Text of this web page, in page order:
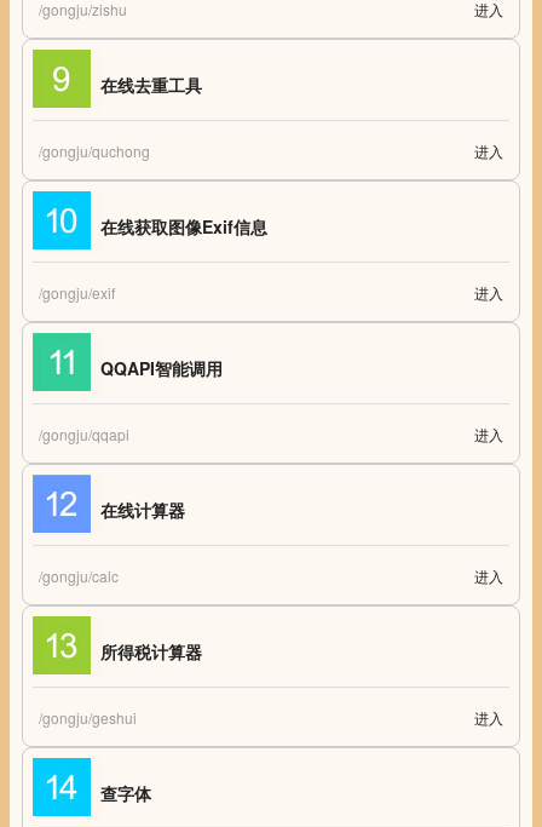
字数统计 在线字数统计工具 字数统计器
/gongju/zishu 进入
在线去重工具
在线去重工具 在线去除重复项工具 去除重复项
/gongju/quchong 进入
在线获取图像Exif信息
在线获取图像Exif信息
/gongju/exif 进入
QQAPI智能调用
QQAPI智能调用
/gongju/qqapi 进入
在线计算器
在线计算器
/gongju/calc 进入
所得税计算器
所得税计算器
/gongju/geshui 进入
查字体